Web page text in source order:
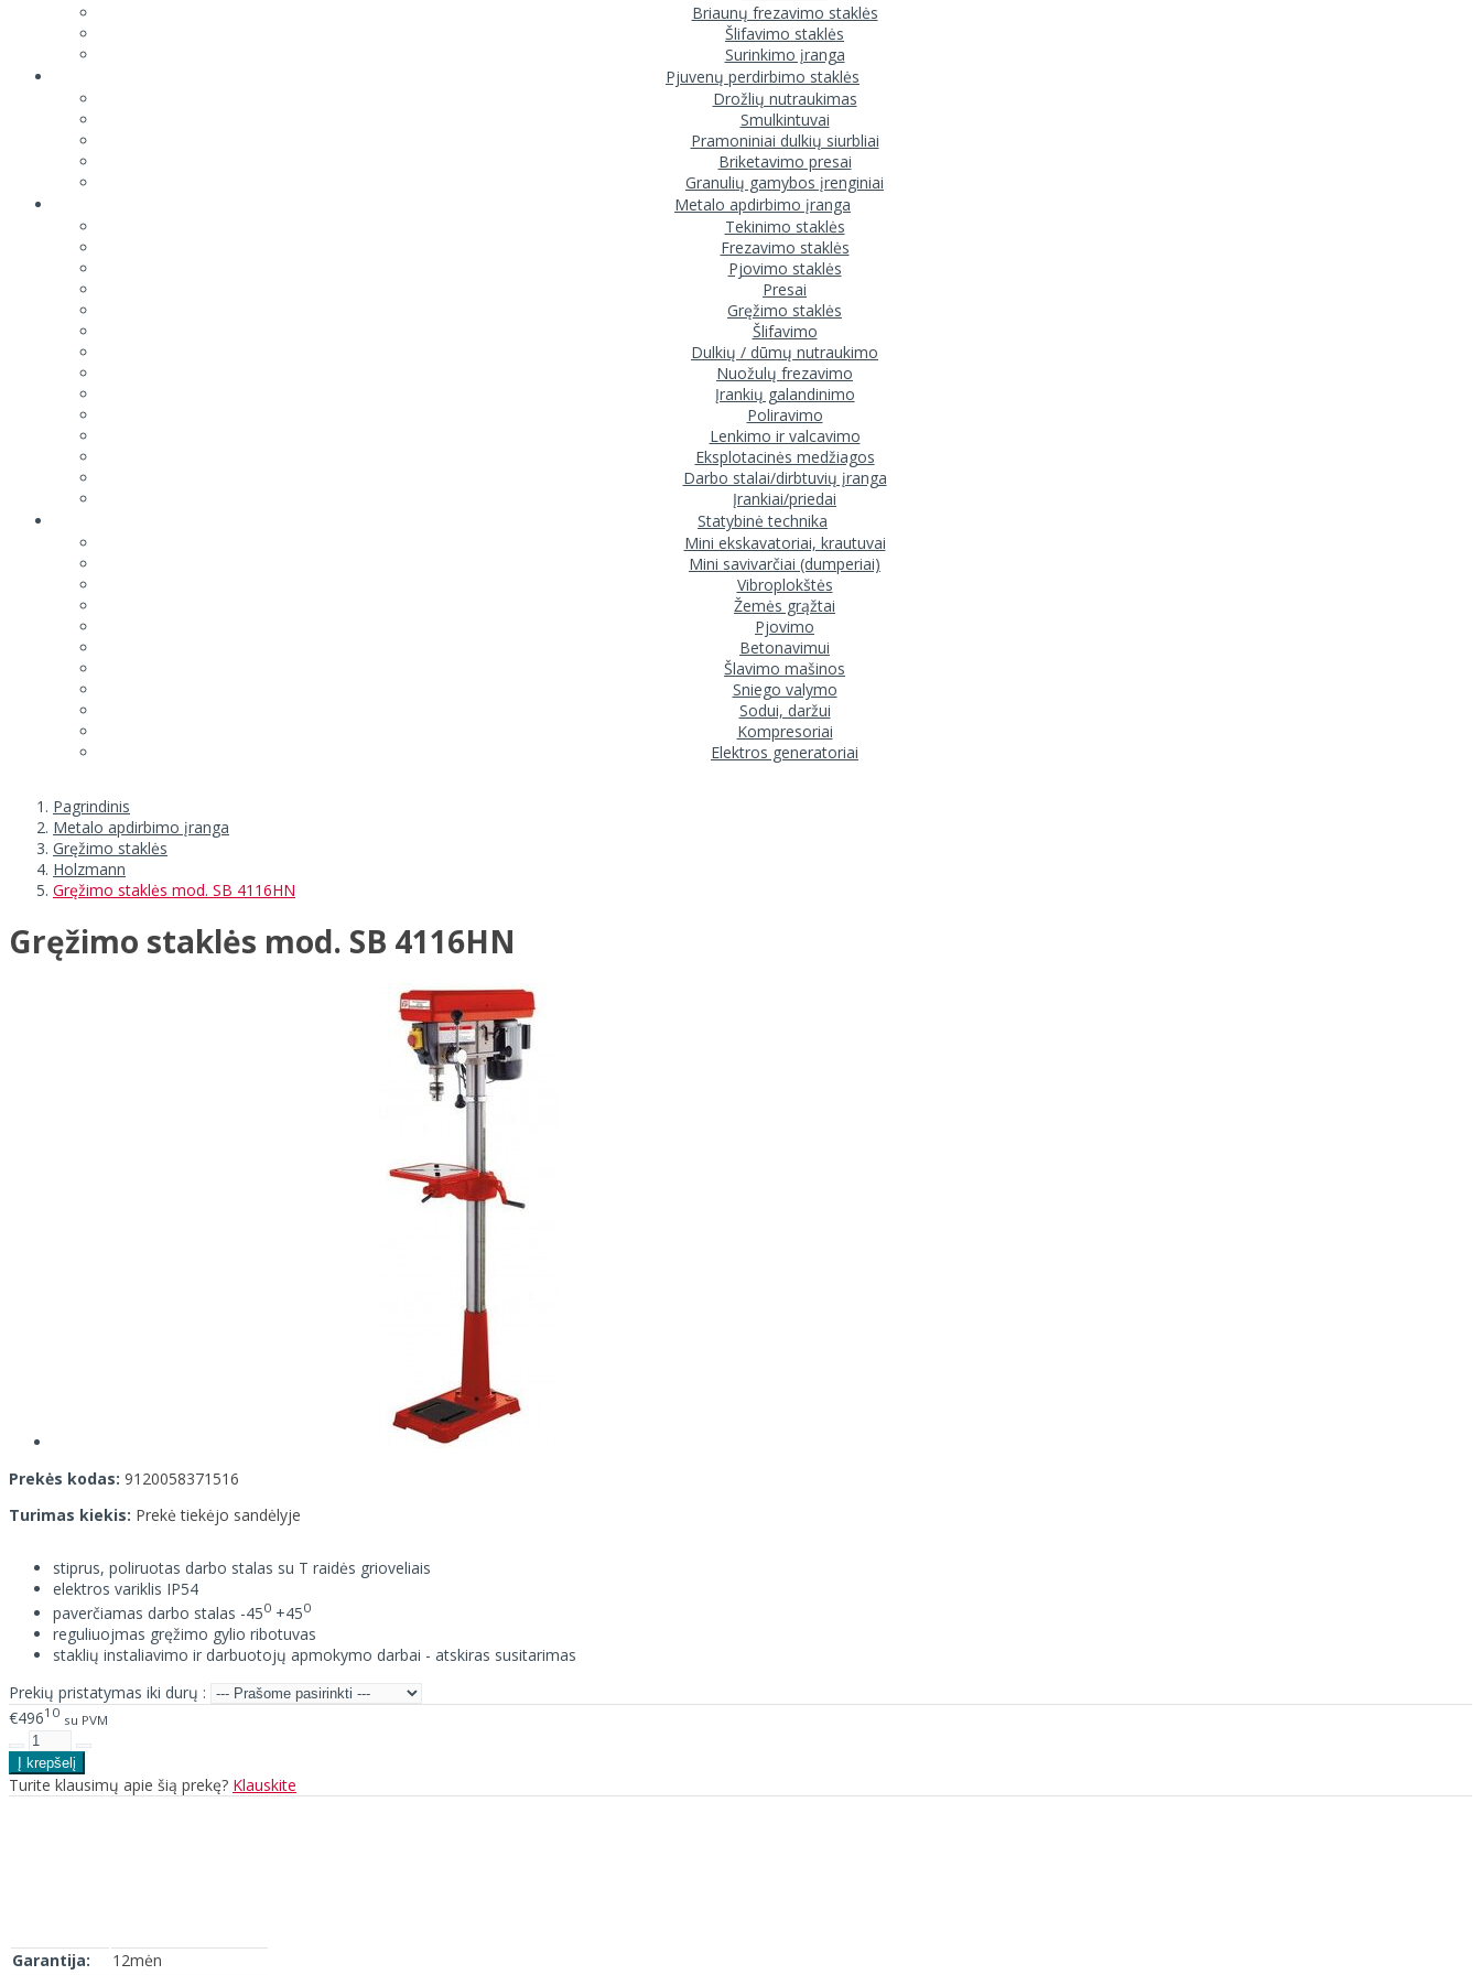
Briaunų frezavimo staklės
Šlifavimo staklės
Surinkimo įranga
Pjuvenų perdirbimo staklės
Drožlių nutraukimas
Smulkintuvai
Pramoniniai dulkių siurbliai
Briketavimo presai
Granulių gamybos įrenginiai
Metalo apdirbimo įranga
Tekinimo staklės
Frezavimo staklės
Pjovimo staklės
Presai
Gręžimo staklės
Šlifavimo
Dulkių / dūmų nutraukimo
Nuožulų frezavimo
Įrankių galandinimo
Poliravimo
Lenkimo ir valcavimo
Eksplotacinės medžiagos
Darbo stalai/dirbtuvių įranga
Įrankiai/priedai
Statybinė technika
Mini ekskavatoriai, krautuvai
Mini savivarčiai (dumperiai)
Vibroplokštės
Žemės grąžtai
Pjovimo
Betonavimui
Šlavimo mašinos
Sniego valymo
Sodui, daržui
Kompresoriai
Elektros generatoriai
Pagrindinis
Metalo apdirbimo įranga
Gręžimo staklės
Holzmann
Gręžimo staklės mod. SB 4116HN
Gręžimo staklės mod. SB 4116HN
Prekės kodas: 9120058371516
Turimas kiekis: Prekė tiekėjo sandėlyje
stiprus, poliruotas darbo stalas su T raidės grioveliais
elektros variklis IP54
paverčiamas darbo stalas -450 +450
reguliuojmas gręžimo gylio ribotuvas
staklių instaliavimo ir darbuotojų apmokymo darbai - atskiras susitarimas
Prekių pristatymas iki durų :
€49610 su PVM
Turite klausimų apie šią prekę? Klauskite
Garantija:
12mėn